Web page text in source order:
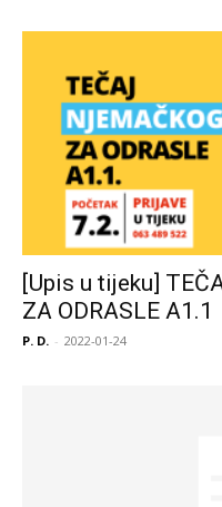
[Upis u tijeku]
ZA ODRASLE A1.1
P. D. - 2022-01-24